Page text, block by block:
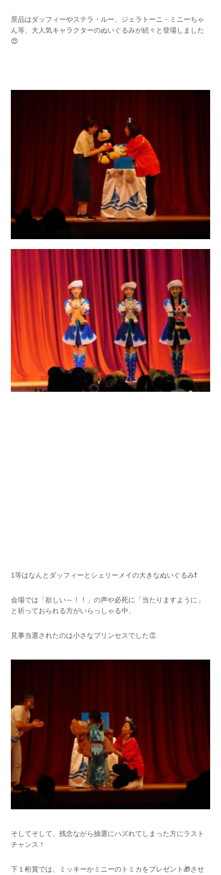
景品はダッフィーやステラ・ルー、ジェラトーニ・ミニーちゃ
ん等、大人気キャラクターのぬいぐるみが続々と登場しました
😍
1等はなんとダッフィーとシェリーメイの大きなぬいぐるみ❗
会場では「欲しい～！！」の声や必死に「当たりますように」
と祈っておられる方がいらっしゃる中、
見事当選されたのは小さなプリンセスでした👏
そしてそして、残念ながら抽選にハズれてしまった方にラスト
チャンス！
下１桁賞では、ミッキーかミニーのトミカをプレゼント🎁させ